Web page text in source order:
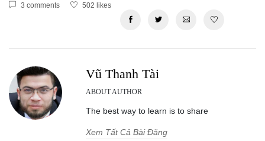
3 comments 502 likes
Vũ Thanh Tài
ABOUT AUTHOR
The best way to learn is to share
Xem Tất Cả Bài Đăng